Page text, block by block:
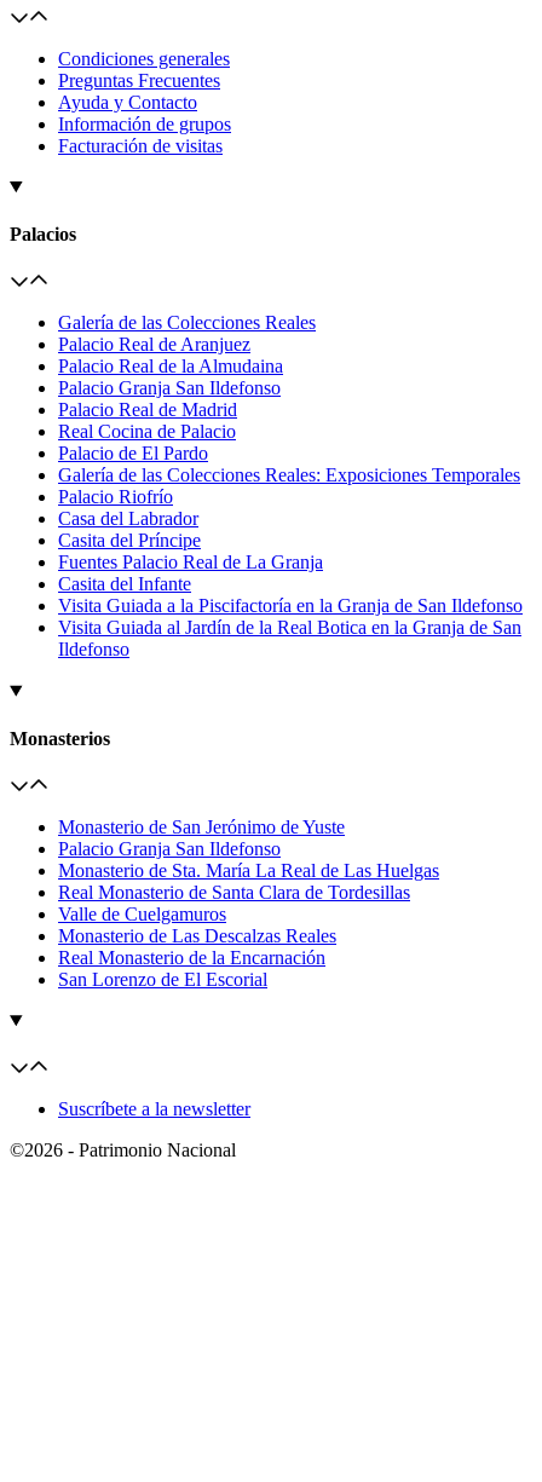
Condiciones generales
Preguntas Frecuentes
Ayuda y Contacto
Información de grupos
Facturación de visitas
Palacios
Galería de las Colecciones Reales
Palacio Real de Aranjuez
Palacio Real de la Almudaina
Palacio Granja San Ildefonso
Palacio Real de Madrid
Real Cocina de Palacio
Palacio de El Pardo
Galería de las Colecciones Reales: Exposiciones Temporales
Palacio Riofrío
Casa del Labrador
Casita del Príncipe
Fuentes Palacio Real de La Granja
Casita del Infante
Visita Guiada a la Piscifactoría en la Granja de San Ildefonso
Visita Guiada al Jardín de la Real Botica en la Granja de San
Ildefonso
Monasterios
Monasterio de San Jerónimo de Yuste
Palacio Granja San Ildefonso
Monasterio de Sta. María La Real de Las Huelgas
Real Monasterio de Santa Clara de Tordesillas
Valle de Cuelgamuros
Monasterio de Las Descalzas Reales
Real Monasterio de la Encarnación
San Lorenzo de El Escorial
Suscríbete a la newsletter
©2026 - Patrimonio Nacional